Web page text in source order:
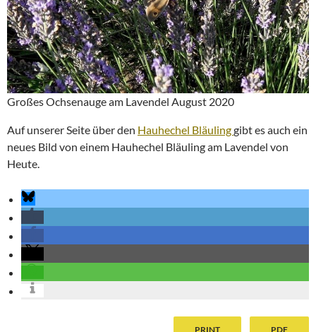
Großes Ochsenauge am Lavendel August 2020
Auf unserer Seite über den Hauhechel Bläulinggibt es auch ein
neues Bild von einem Hauhechel Bläuling am Lavendel von
Heute.
PRINT PDF